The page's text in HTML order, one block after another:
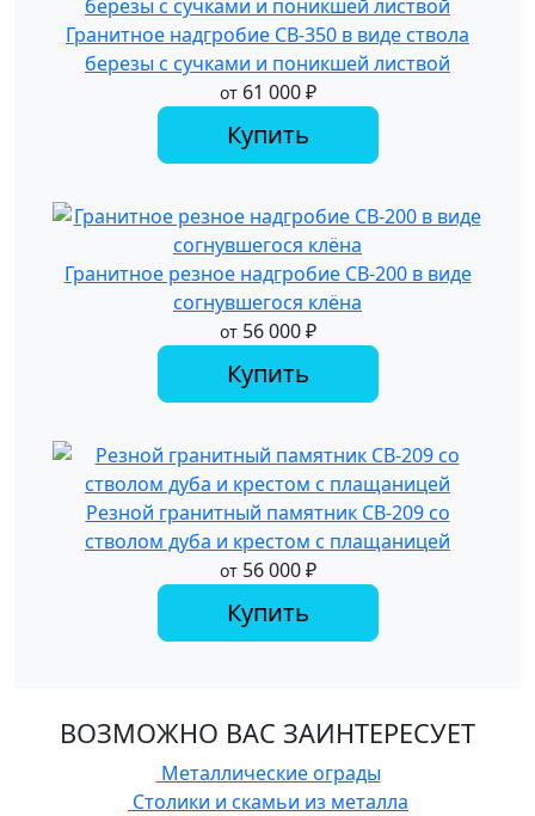
Гранитное надгробие СВ-350 в виде ствола
березы с сучками и поникшей листвой
от 61 000₽
Купить
Гранитное резное надгробие СВ-200 в виде
согнувшегося клёна
от 56 000₽
Купить
Резной гранитный памятник СВ-209 со
стволом дуба и крестом с плащаницей
от 56 000₽
Купить
ВОЗМОЖНО ВАС ЗАИНТЕРЕСУЕТ
Металлические ограды
Столики и скамьи из металла